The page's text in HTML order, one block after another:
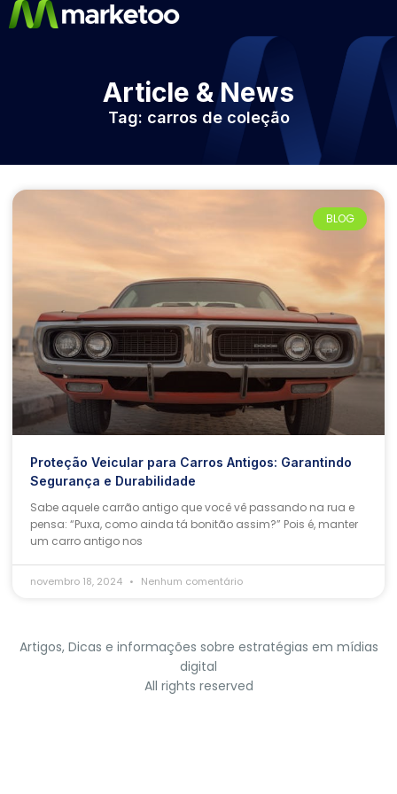
Article & News
Tag: carros de coleção
BLOG
Proteção Veicular para Carros Antigos: Garantindo
Segurança e Durabilidade
Sabe aquele carrão antigo que você vê passando na rua e
pensa: “Puxa, como ainda tá bonitão assim?” Pois é, manter
um carro antigo nos
novembro 18, 2024 Nenhum comentário
Artigos, Dicas e informações sobre estratégias em mídias
digital
All rights reserved